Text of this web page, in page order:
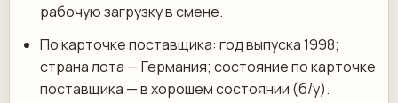
рабочую загрузку в смене.
По карточке поставщика: год выпуска 1998;
страна лота — Германия; состояние по карточке
поставщика — в хорошем состоянии (б/у).